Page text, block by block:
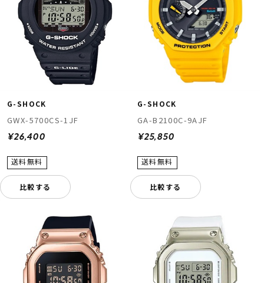
G-SHOCK
GWX-5700CS-1JF
¥26,400
比較する
G-SHOCK
GA-B2100C-9AJF
¥25,850
比較する